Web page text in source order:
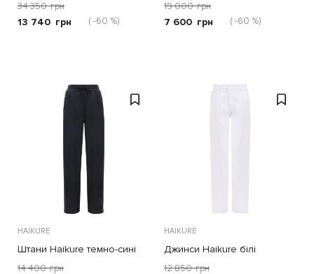
34 350 грн
13 740 грн ( -60 %)
19 000 грн
7 600 грн ( -60 %)
HAIKURE
Штани Haikure темно-сині
14 400 грн
HAIKURE
Джинси Haikure білі
12 850 грн